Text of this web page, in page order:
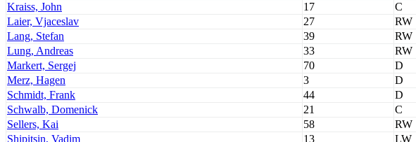
Kraiss, John
17 C
Laier, Vjaceslav
27 RW
Lang, Stefan
39 RW
Lung, Andreas
33 RW
Markert, Sergej
70 D
Merz, Hagen
3 D
Schmidt, Frank
44 D
Schwalb, Domenick
21 C
Sellers, Kai
58 RW
Shipitsin, Vadim
13 LW